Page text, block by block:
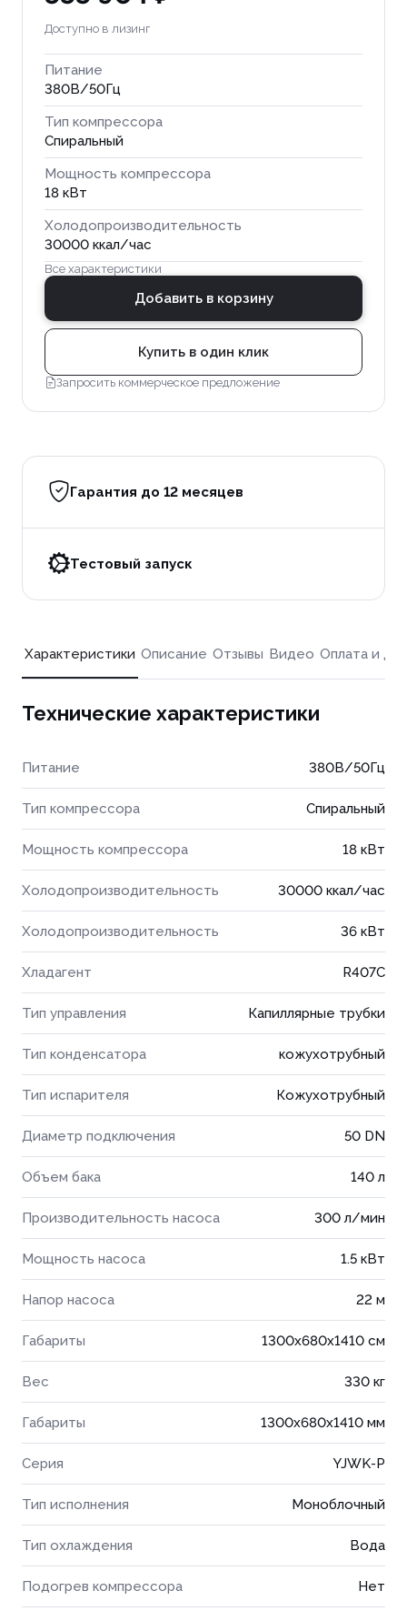
Доступно в лизинг
Питание
380В/50Гц
Тип компрессора
Спиральный
Мощность компрессора
18 кВт
Холодопроизводительность
30000 ккал/час
Все характеристики
Добавить в корзину
Купить в один клик
Запросить коммерческое предложение
Гарантия до 12 месяцев
Тестовый запуск
Характеристики Описание Отзывы Видео Оплата и
Технические характеристики
Питание 380В/50Гц
Тип компрессора Спиральный
Мощность компрессора 18 кВт
Холодопроизводительность 30000 ккал/час
Холодопроизводительность 36 кВт
Хладагент R407C
Тип управления Капиллярные трубки
Тип конденсатора кожухотрубный
Тип испарителя Кожухотрубный
Диаметр подключения 50 DN
Объем бака 140 л
Производительность насоса 300 л/мин
Мощность насоса 1.5 кВт
Напор насоса 22 м
Габариты 1300x680x1410 см
Вес 330 кг
Габариты 1300x680x1410 мм
Серия YJWK-P
Тип исполнения Моноблочный
Тип охлаждения Вода
Подогрев компрессора Нет